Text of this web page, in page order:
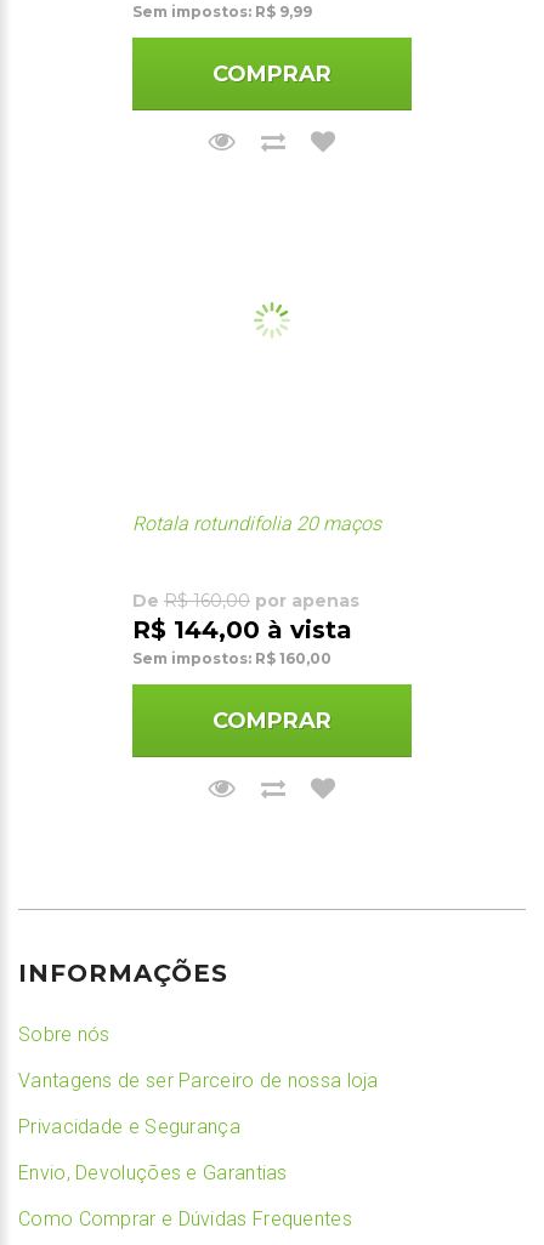
Sem impostos: R$ 9,99
COMPRAR
Rotala rotundifolia 20 maços
De R$ 160,00 por apenas
R$ 144,00 à vista
Sem impostos: R$ 160,00
COMPRAR
INFORMAÇÕES
Sobre nós
Vantagens de ser Parceiro de nossa loja
Privacidade e Segurança
Envio, Devoluções e Garantias
Como Comprar e Dúvidas Frequentes